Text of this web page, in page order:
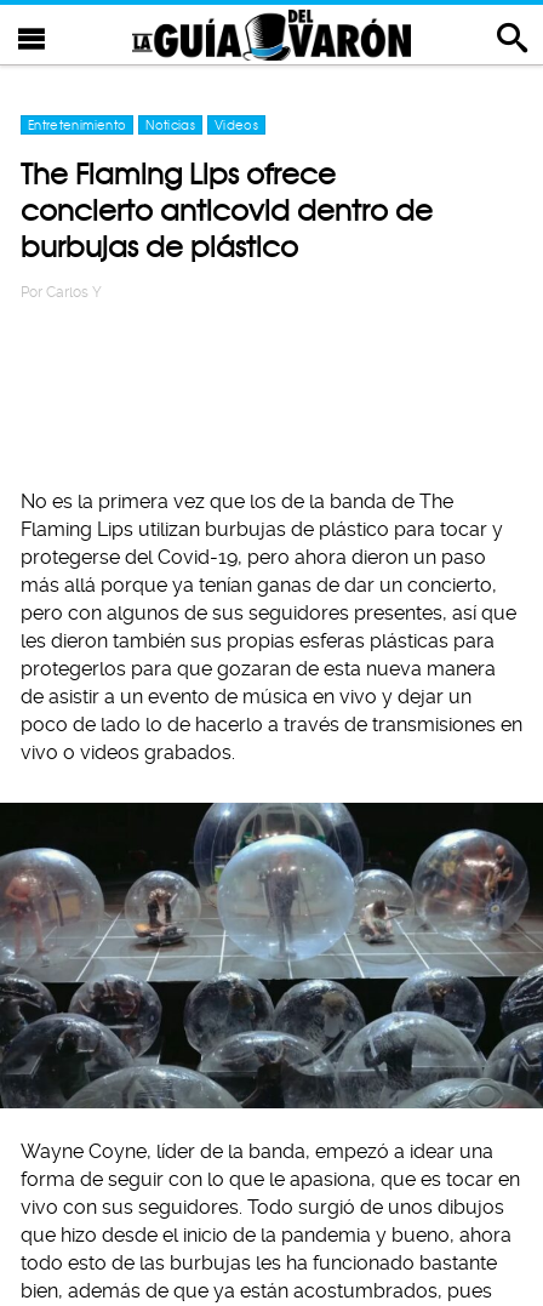
Entretenimiento Noticias Videos
The Flaming Lips ofrece
concierto anticovid dentro de
burbujas de plástico
Por Carlos Y
No es la primera vez que los de la banda de The
Flaming Lips utilizan burbujas de plástico para tocar y
protegerse del Covid-19, pero ahora dieron un paso
más allá porque ya tenían ganas de dar un concierto,
pero con algunos de sus seguidores presentes, así que
les dieron también sus propias esferas plásticas para
protegerlos para que gozaran de esta nueva manera
de asistir a un evento de música en vivo y dejar un
poco de lado lo de hacerlo a través de transmisiones en
vivo o videos grabados.
Wayne Coyne, líder de la banda, empezó a idear una
forma de seguir con lo que le apasiona, que es tocar en
vivo con sus seguidores. Todo surgió de unos dibujos
que hizo desde el inicio de la pandemia y bueno, ahora
todo esto de las burbujas les ha funcionado bastante
bien, además de que ya están acostumbrados, pues